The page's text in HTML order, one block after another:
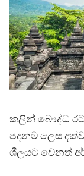
කලින් බෞද්ධ
පදනම ලෙස
ශීලයට වෙනත්